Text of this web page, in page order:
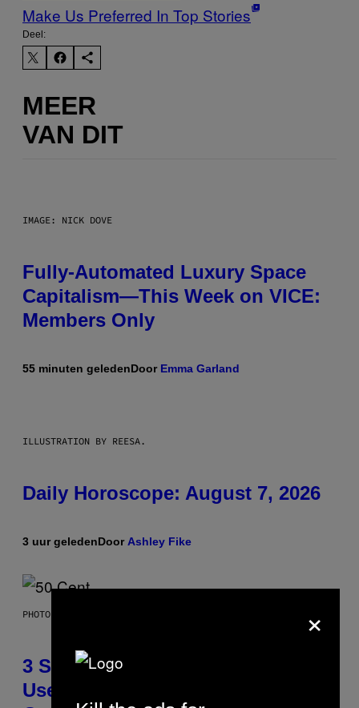
Make Us Preferred In Top Stories
Deel:
MEER
VAN DIT
IMAGE: NICK DOVE
Fully-Automated Luxury Space
Capitalism—This Week on VICE:
Members Only
55 minuten geledenDoor Emma Garland
ILLUSTRATION BY REESA.
Daily Horoscope: August 7, 2026
3 uur geledenDoorAshley Fike
PHOTO BY GREGORY BOJORQUEZ/GETTY IMAGES
3 Songs That Were Commonly
Used As a Ringtone or Voicemail
×